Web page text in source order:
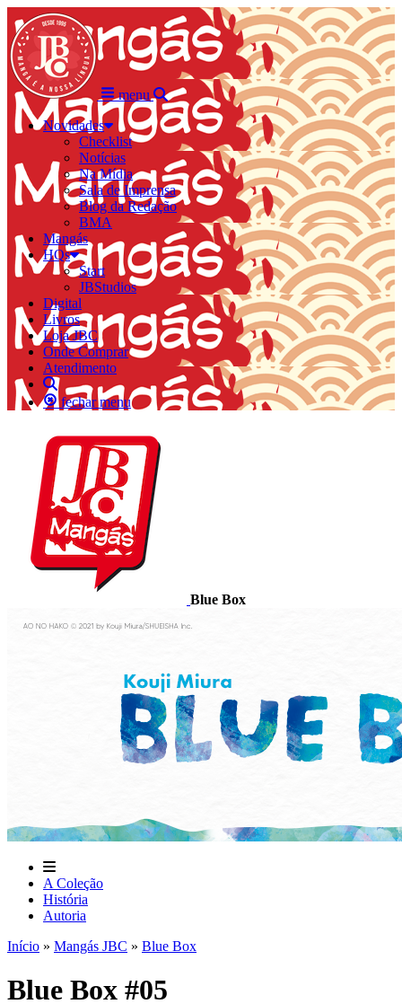
menu
Novidades
Checklist
Notícias
Na Mídia
Sala de Imprensa
Blog da Redação
BMA
Mangás
HQs
Start
JBStudios
Digital
Livros
Loja JBC
Onde Comprar
Atendimento
fechar menu
Blue Box
A Coleção
História
Autoria
Início » Mangás JBC » Blue Box
Blue Box #05